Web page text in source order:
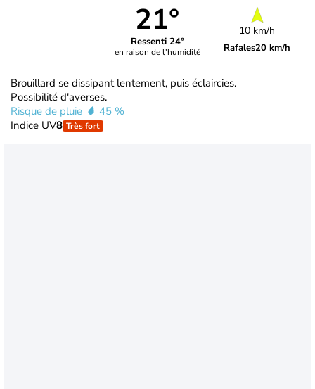
21°
Ressenti 24°
en raison de l'humidité
10 km/h
Rafales20 km/h
Brouillard se dissipant lentement, puis éclaircies.
Possibilité d'averses.
Risque de pluie
45 %
Indice UV8 Très fort